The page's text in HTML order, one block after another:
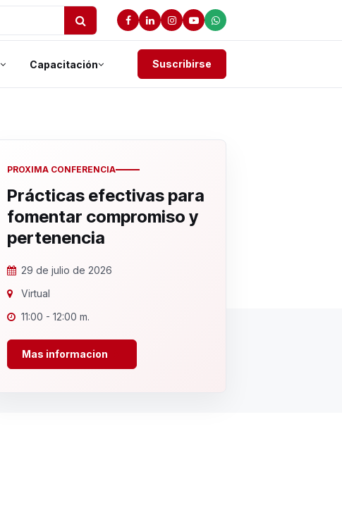
Capacitación Suscribirse
PROXIMA CONFERENCIA
Prácticas efectivas para
fomentar compromiso y
pertenencia
29 de julio de 2026
Virtual
11:00 - 12:00 m.
Mas informacion